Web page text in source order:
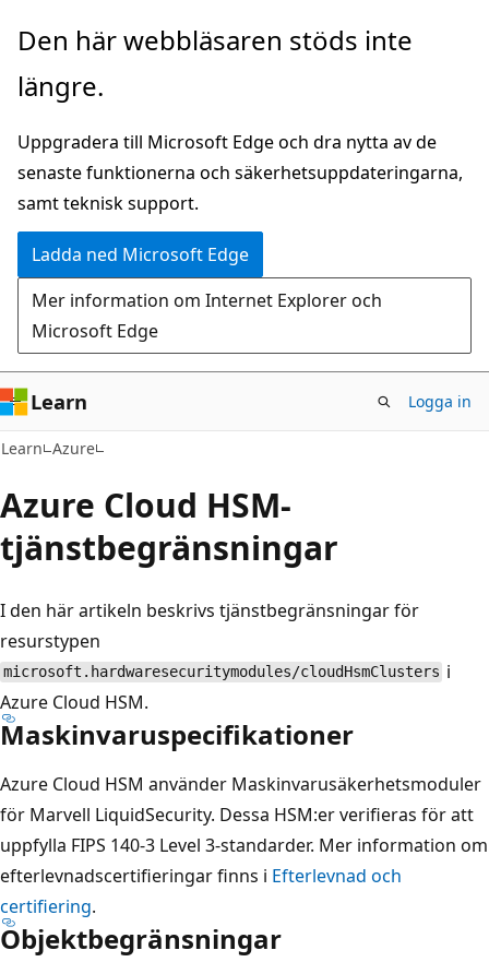
Hoppa
huvudinnehåll
Den här webbläsaren stöds inte
längre.
Uppgradera till Microsoft Edge och dra nytta av de
senaste funktionerna och säkerhetsuppdateringarna,
samt teknisk support.
Ladda ned Microsoft Edge
Mer information om Internet Explorer och
Microsoft Edge
Learn Logga in
Learn Azure
Azure Cloud HSM-
tjänstbegränsningar
I den här artikeln beskrivs tjänstbegränsningar för
resurstypen
microsoft.hardwaresecuritymodules/cloudHsmClusters i
Azure Cloud HSM.
Maskinvaruspecifikationer
Azure Cloud HSM använder Maskinvarusäkerhetsmoduler
för Marvell LiquidSecurity. Dessa HSM:er verifieras för att
uppfylla FIPS 140-3 Level 3-standarder. Mer information om
efterlevnadscertifieringar finns i Efterlevnad och
certifiering.
Objektbegränsningar